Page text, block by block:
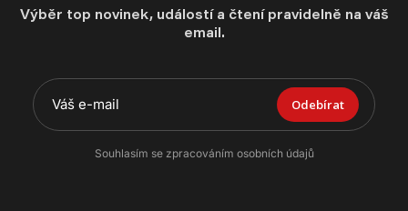
Výběr top novinek, událostí a čtení pravidelně na váš
email.
Odebírat
Souhlasím se zpracováním osobních údajů